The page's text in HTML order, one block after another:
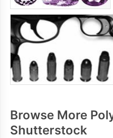
Browse More
Shutterstock